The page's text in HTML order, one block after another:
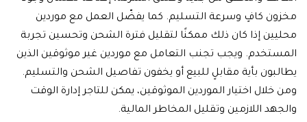
مخزون كافٍ وسرعة التسليم. كما يفضّل العمل مع موردين
محليين إذا كان ذلك ممكنًا لتقليل فترة الشحن وتحسين تجربة
المستخدم. ويجب تجنب التعامل مع موردين غير موثوقين الذين
يطالبون بأية مقابلٍ للبيع أو يخفون تفاصيل الشحن والتسليم.
ومن خلال اختيار الموردين الموثوقين، يمكن للتاجر إدارة الوقت
والجهد اللازمين وتقليل المخاطر المالية.